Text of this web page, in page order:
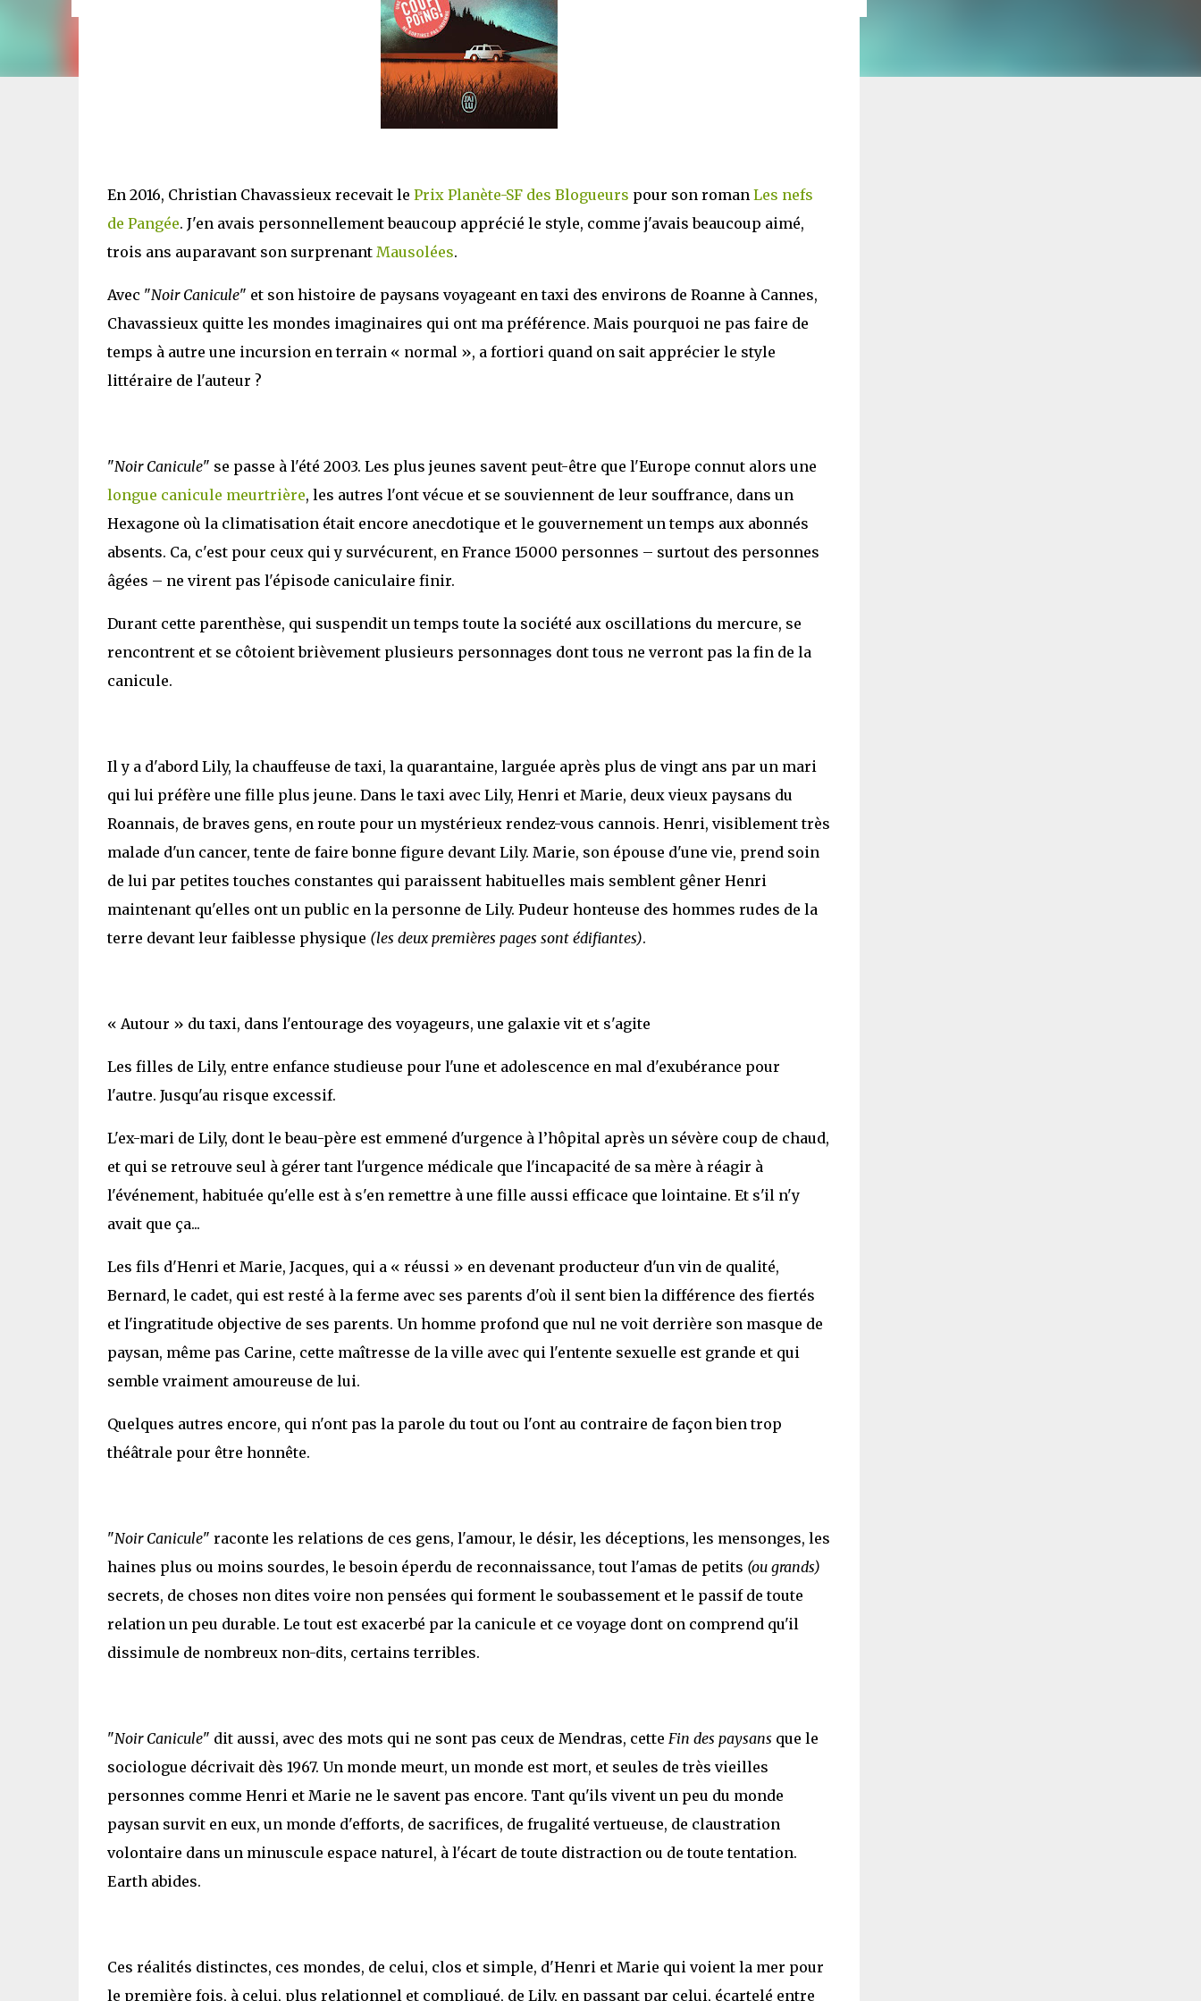
En 2016, Christian Chavassieux recevait le Prix Planète-SF des Blogueurs pour son roman Les nefs
de Pangée. J'en avais personnellement beaucoup apprécié le style, comme j'avais beaucoup aimé,
trois ans auparavant son surprenant Mausolées.
Avec "Noir Canicule" et son histoire de paysans voyageant en taxi des environs de Roanne à Cannes,
Chavassieux quitte les mondes imaginaires qui ont ma préférence. Mais pourquoi ne pas faire de
temps à autre une incursion en terrain « normal », a fortiori quand on sait apprécier le style
littéraire de l'auteur ?
"Noir Canicule" se passe à l'été 2003. Les plus jeunes savent peut-être que l'Europe connut alors une
longue canicule meurtrière, les autres l'ont vécue et se souviennent de leur souffrance, dans un
Hexagone où la climatisation était encore anecdotique et le gouvernement un temps aux abonnés
absents. Ca, c'est pour ceux qui y survécurent, en France 15000 personnes – surtout des personnes
âgées – ne virent pas l'épisode caniculaire finir.
Durant cette parenthèse, qui suspendit un temps toute la société aux oscillations du mercure, se
rencontrent et se côtoient brièvement plusieurs personnages dont tous ne verront pas la fin de la
canicule.
Il y a d'abord Lily, la chauffeuse de taxi, la quarantaine, larguée après plus de vingt ans par un mari
qui lui préfère une fille plus jeune. Dans le taxi avec Lily, Henri et Marie, deux vieux paysans du
Roannais, de braves gens, en route pour un mystérieux rendez-vous cannois. Henri, visiblement très
malade d'un cancer, tente de faire bonne figure devant Lily. Marie, son épouse d'une vie, prend soin
de lui par petites touches constantes qui paraissent habituelles mais semblent gêner Henri
maintenant qu'elles ont un public en la personne de Lily. Pudeur honteuse des hommes rudes de la
terre devant leur faiblesse physique (les deux premières pages sont édifiantes).
« Autour » du taxi, dans l'entourage des voyageurs, une galaxie vit et s'agite
Les filles de Lily, entre enfance studieuse pour l'une et adolescence en mal d'exubérance pour
l'autre. Jusqu'au risque excessif.
L'ex-mari de Lily, dont le beau-père est emmené d'urgence à l’hôpital après un sévère coup de chaud,
et qui se retrouve seul à gérer tant l'urgence médicale que l'incapacité de sa mère à réagir à
l'événement, habituée qu'elle est à s'en remettre à une fille aussi efficace que lointaine. Et s'il n'y
avait que ça...
Les fils d'Henri et Marie, Jacques, qui a « réussi » en devenant producteur d'un vin de qualité,
Bernard, le cadet, qui est resté à la ferme avec ses parents d'où il sent bien la différence des fiertés
et l'ingratitude objective de ses parents. Un homme profond que nul ne voit derrière son masque de
paysan, même pas Carine, cette maîtresse de la ville avec qui l'entente sexuelle est grande et qui
semble vraiment amoureuse de lui.
Quelques autres encore, qui n'ont pas la parole du tout ou l'ont au contraire de façon bien trop
théâtrale pour être honnête.
"Noir Canicule" raconte les relations de ces gens, l'amour, le désir, les déceptions, les mensonges, les
haines plus ou moins sourdes, le besoin éperdu de reconnaissance, tout l'amas de petits (ou grands)
secrets, de choses non dites voire non pensées qui forment le soubassement et le passif de toute
relation un peu durable. Le tout est exacerbé par la canicule et ce voyage dont on comprend qu'il
dissimule de nombreux non-dits, certains terribles.
"Noir Canicule" dit aussi, avec des mots qui ne sont pas ceux de Mendras, cette Fin des paysans que le
sociologue décrivait dès 1967. Un monde meurt, un monde est mort, et seules de très vieilles
personnes comme Henri et Marie ne le savent pas encore. Tant qu'ils vivent un peu du monde
paysan survit en eux, un monde d'efforts, de sacrifices, de frugalité vertueuse, de claustration
volontaire dans un minuscule espace naturel, à l'écart de toute distraction ou de toute tentation.
Earth abides.
Ces réalités distinctes, ces mondes, de celui, clos et simple, d'Henri et Marie qui voient la mer pour
le première fois, à celui, plus relationnel et compliqué, de Lily, en passant par celui, écartelé entre